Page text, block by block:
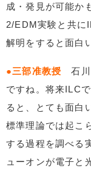
成・発見が可能か
2/EDM実験と共に
解明をすると面白
●三部准教授 石川
ですね。将来ILC
ると、とても面白
標準理論では起こ
する過程を調べる
ューオンが電子と